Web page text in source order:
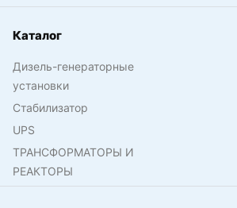
Каталог
Дизель-генераторные
установки
Стабилизатор
UPS
ТРАНСФОРМАТОРЫ И
РЕАКТОРЫ